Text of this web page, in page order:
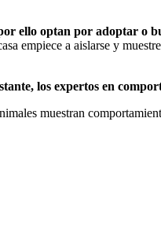
ello optan por adoptar o
empiece a aislarse y
los expertos en
muestran